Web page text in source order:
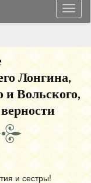
Лонгина,
и Вольского,
и сестры!